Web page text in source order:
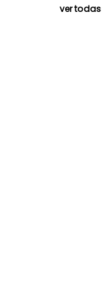
ver todas